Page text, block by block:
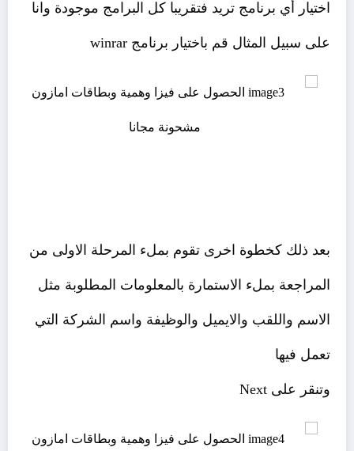
اختيار أي برنامج تريد فتقريبا كل البرامج موجودة وانا
على سبيل المثال قم باختيار برنامج winrar
بعد ذلك كخطوة اخرى تقوم بملء المرحلة الاولى من
المراجعة بملء الاستمارة بالمعلومات المطلوبة مثل
الاسم واللقب والايميل والوظيفة واسم الشركة التي
تعمل فيها
وتنقر على Next